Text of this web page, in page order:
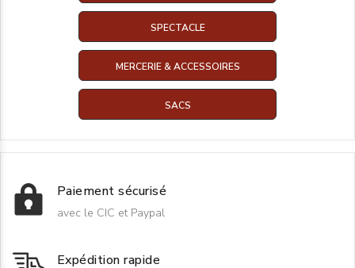
SPECTACLE
MERCERIE & ACCESSOIRES
SACS
Paiement sécurisé
avec le CIC et Paypal
Expédition rapide